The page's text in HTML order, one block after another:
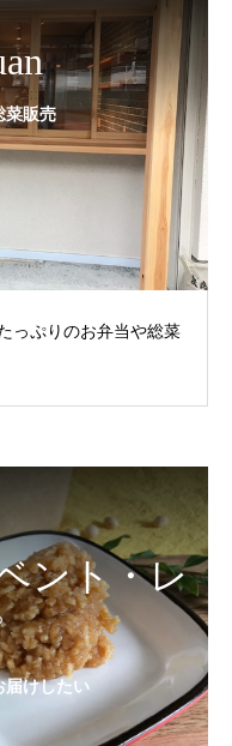
菜販売
っぷりのお弁当や総菜
ント・レ
届けしたい